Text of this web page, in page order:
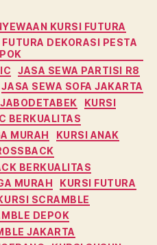
KategoriKURSI FUTURA
DEKORASI PESTA
JASA SEWA PARTISI R8
JASA SEWA SOFA JAKARTA
KURSI
BERKUALITAS
MURAH
KURSI ANAK
BERKUALITAS
MURAH
KURSI FUTURA
SCRAMBLE
DEPOK
JAKARTA